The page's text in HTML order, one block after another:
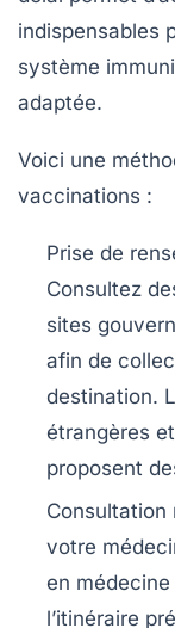
indispensables
système
adaptée.
Voici une
vaccinations :
Prise de
Consultez
sites
afin de
destination.
étrangères
proposent
Consultation
votre
en
l’itinéraire